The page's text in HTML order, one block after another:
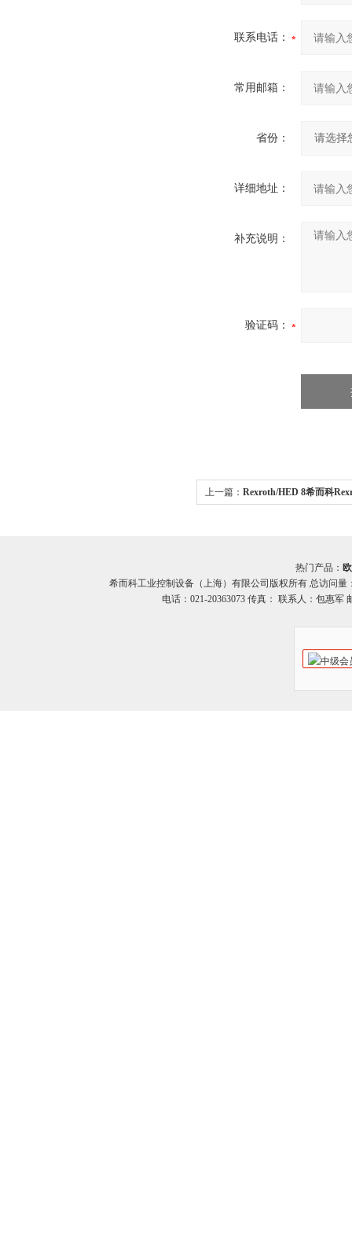
联系电话：
常用邮箱：
省份：
详细地址：
补充说明：
验证码：
上一篇： Rexroth/HED 8希而科
热门产品：
希而科工业控制设备（上海）有限公司版权所有 总访问量
电话：021-20363073 传真： 联系人：包惠军